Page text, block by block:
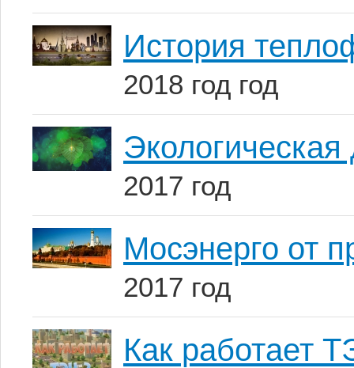
История
2018 год год
2017 год
Мосэнерго от
2017 год
Как работает